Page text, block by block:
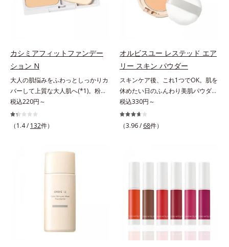
め＆ハリ感をUPさせます。また皮
ます。軽やかにのびるリキッドが肌
がふっくら整うかのよう(*3)。つっ
ぱらないここちよい密着感で、さま
ざまなタイプのファンデと併用でき
ます。毛穴が気になる箇所への部分
使いもOK。*1 ファンデーションが
くずれて毛穴に落ちること*2 酸化
皮脂のバランスをコントロールし、
メイクがくずれにくい肌へ。“立て
直す”ことにこだわった設計で、メ
み、ポンポンするだけでキレイが復
活します。リキッド、クッション、
パウダー、どんなファンデーション
の上に重ねてもOK。携帯に便利な
コンパクトタイプです。
カシミアフィットファンデー
ション N
大人の肌悩みをふわっとしっかりカ
バーして上質な大人肌へ(*1)。粉感
レスファンデーション。大人の肌悩
みをふわっとしっかりカバーして、
上質な肌(*1)を演出するパウダーフ
仕上げる3種のパウダー（高いカバ
のないなめらかな肌に整えるパウダ
パウダー）を配合。さらに体温でと
ろける保湿成分で粉体をコーティン
分(*2)により、重ねてもふんわり軽
税込220円～
（1.4 / 132件）
オルビスユー レステッド エア
リー スキン パウダー
スキンケア後、これ1つでOK。肌を
休めたい日のふんわり美肌パウダ
ー。ふんわり美肌が叶う、うるおい
パウダーです。3色の光を操るパウ
ダーがツヤと透明感を演出。ソフト
激から肌をガードします。スキンケ
収剤やグリセリン、パラベンもフリ
ー処方。肌を休ませたい日、リモー
トワークの時、近所へちょこっとお
税込330円～
（3.96 / 68件）